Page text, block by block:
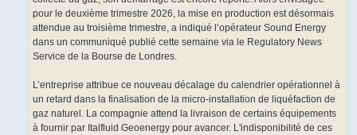
pour le deuxième trimestre 2026, la mise en production est désormais
attendue au troisième trimestre, a indiqué l’opérateur Sound Energy
dans un communiqué publié cette semaine via le Regulatory News
Service de la Bourse de Londres.
L’entreprise attribue ce nouveau décalage du calendrier opérationnel à
un retard dans la finalisation de la micro-installation de liquéfaction de
gaz naturel. La compagnie attend la livraison de certains équipements
à fournir par Italfluid Geoenergy pour avancer. L'indisponibilité de ces